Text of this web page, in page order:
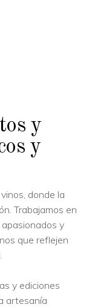
y
y
donde la
Trabajamos en
y
que reflejen
y ediciones
artesanía